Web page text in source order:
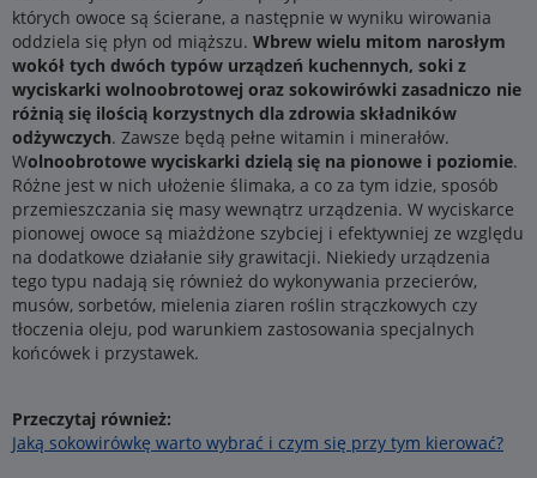
których owoce są ścierane, a następnie w wyniku wirowania
oddziela się płyn od miąższu. Wbrew wielu mitom narosłym
wokół tych dwóch typów urządzeń kuchennych, soki z
wyciskarki wolnoobrotowej oraz sokowirówki zasadniczo nie
różnią się ilością korzystnych dla zdrowia składników
odżywczych. Zawsze będą pełne witamin i minerałów.
Wolnoobrotowe wyciskarki dzielą się na pionowe i poziomie.
Różne jest w nich ułożenie ślimaka, a co za tym idzie, sposób
przemieszczania się masy wewnątrz urządzenia. W wyciskarce
pionowej owoce są miażdżone szybciej i efektywniej ze względu
na dodatkowe działanie siły grawitacji. Niekiedy urządzenia
tego typu nadają się również do wykonywania przecierów,
musów, sorbetów, mielenia ziaren roślin strączkowych czy
tłoczenia oleju, pod warunkiem zastosowania specjalnych
końcówek i przystawek.
Przeczytaj również:
Jaką sokowirówkę warto wybrać i czym się przy tym kierować?